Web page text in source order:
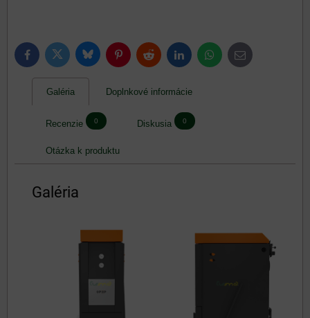
FacebookTwitter BlueskyPinterestReddit LinkedInWhatsApp
E-
mail
Galéria Doplnkové informácie
Recenzie 0 Diskusia 0
Otázka k produktu
Galéria